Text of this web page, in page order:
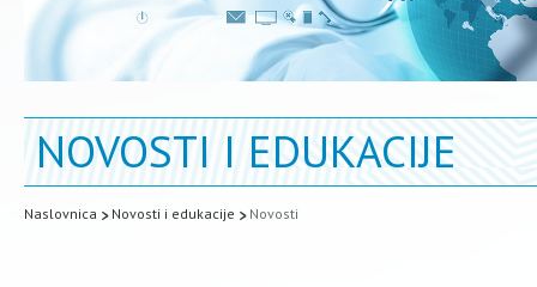
NOVOSTI I EDUKACIJE
Naslovnica Novosti i edukacije Novosti